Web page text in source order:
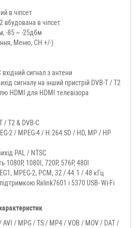
в чіпсет
вбудована в чіпсет
-85 ~ -25дбм
Меню, CH +/-)
вхідний сигнал з антени
сигналу на інший пристрій DVB-T / T2
HDMI для HDMI телевізора
/ T2 & DVB-C
2 / MPEG-4 / H.264 SD / HD, MP / HP
PAL / NTSC
1080P, 1080I, 720P, 576P, 480I
MPEG-2, PCM, 32 / 44.1 / 48 кГц
Ralink7601 і 5370 USB- Wi-Fi
/ MPG / TS / MP4 / VOB / MOV / DAT /